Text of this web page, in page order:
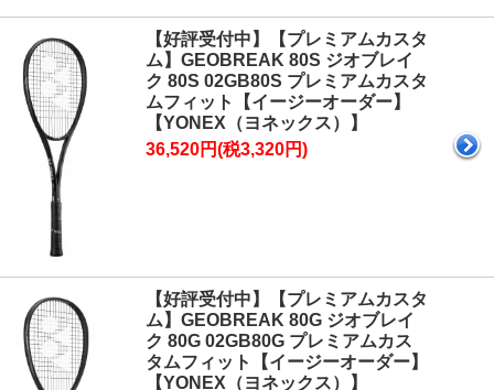
【好評受付中】【プレミアムカスタ
ム】GEOBREAK 80S ジオブレイ
ク 80S 02GB80S プレミアムカスタ
ムフィット【イージーオーダー】
【YONEX（ヨネックス）】
36,520円(税3,320円)
【好評受付中】【プレミアムカスタ
ム】GEOBREAK 80G ジオブレイ
ク 80G 02GB80G プレミアムカス
タムフィット【イージーオーダー】
【YONEX（ヨネックス）】